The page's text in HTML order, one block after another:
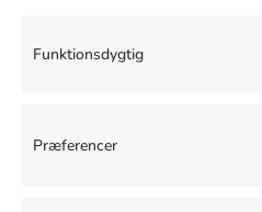
Funktionsdygtig
Præferencer